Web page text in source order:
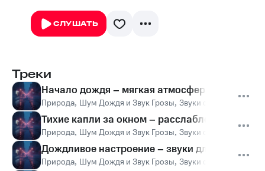
СЛУШАТЬ
Треки
Начало дождя – мягкая атмосфера для сна
Природа, Шум Дождя и Звук Грозы, Звуки сна
Тихие капли за окном – расслабление и
Природа, Шум Дождя и Звук Грозы, Звуки сна
Дождливое настроение – звуки для
Природа, Шум Дождя и Звук Грозы, Звуки сна